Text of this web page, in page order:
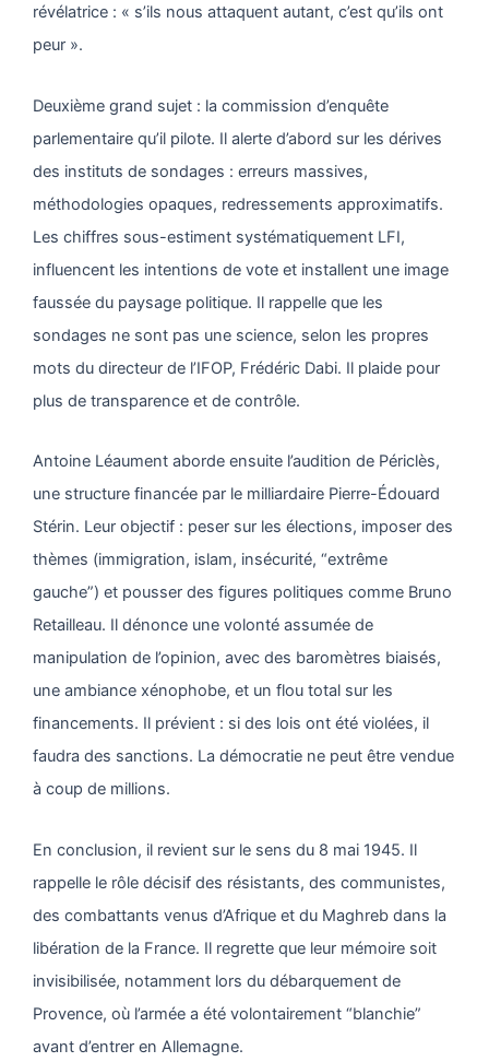
révélatrice : « s’ils nous attaquent autant, c’est qu’ils ont
peur ».
Deuxième grand sujet : la commission d’enquête
parlementaire qu’il pilote. Il alerte d’abord sur les dérives
des instituts de sondages : erreurs massives,
méthodologies opaques, redressements approximatifs.
Les chiffres sous-estiment systématiquement LFI,
influencent les intentions de vote et installent une image
faussée du paysage politique. Il rappelle que les
sondages ne sont pas une science, selon les propres
mots du directeur de l’IFOP, Frédéric Dabi. Il plaide pour
plus de transparence et de contrôle.
Antoine Léaument aborde ensuite l’audition de Périclès,
une structure financée par le milliardaire Pierre-Édouard
Stérin. Leur objectif : peser sur les élections, imposer des
thèmes (immigration, islam, insécurité, “extrême
gauche”) et pousser des figures politiques comme Bruno
Retailleau. Il dénonce une volonté assumée de
manipulation de l’opinion, avec des baromètres biaisés,
une ambiance xénophobe, et un flou total sur les
financements. Il prévient : si des lois ont été violées, il
faudra des sanctions. La démocratie ne peut être vendue
à coup de millions.
En conclusion, il revient sur le sens du 8 mai 1945. Il
rappelle le rôle décisif des résistants, des communistes,
des combattants venus d’Afrique et du Maghreb dans la
libération de la France. Il regrette que leur mémoire soit
invisibilisée, notamment lors du débarquement de
Provence, où l’armée a été volontairement “blanchie”
avant d’entrer en Allemagne.